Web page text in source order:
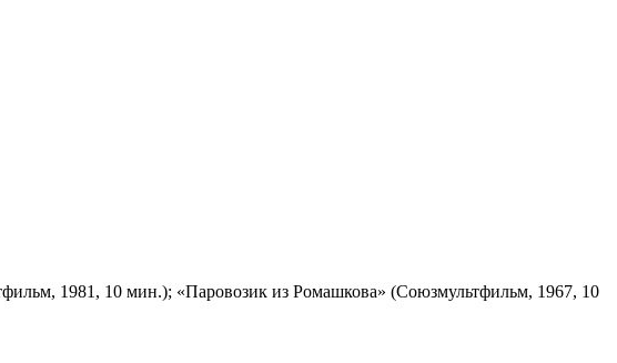
1981, 10 мин.); «Паровозик из Ромашкова» (Союзмультфильм, 1967, 10